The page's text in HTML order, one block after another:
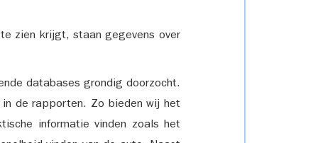
zien krijgt, staan gegevens over
databases grondig doorzocht.
de rapporten. Zo bieden wij het
informatie vinden zoals het